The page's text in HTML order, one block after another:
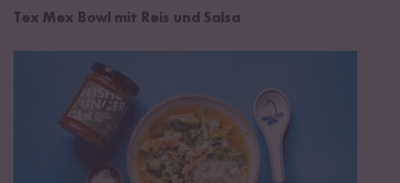
Tex Mex Bowl mit Reis und Salsa